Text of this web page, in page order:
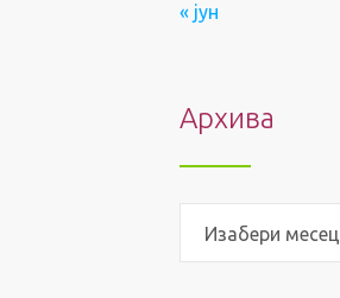
« јун
Архива
Изабери месец